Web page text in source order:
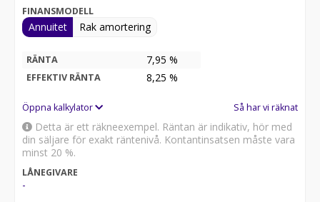
FINANSMODELL
Annuitet Rak amortering
RÄNTA 7,95 %
EFFEKTIV RÄNTA 8,25 %
Öppna kalkylator Så har vi räknat
Detta är ett räkneexempel. Räntan är indikativ, hör med
din säljare för exakt räntenivå. Kontantinsatsen måste vara
minst 20 %.
LÅNEGIVARE
-